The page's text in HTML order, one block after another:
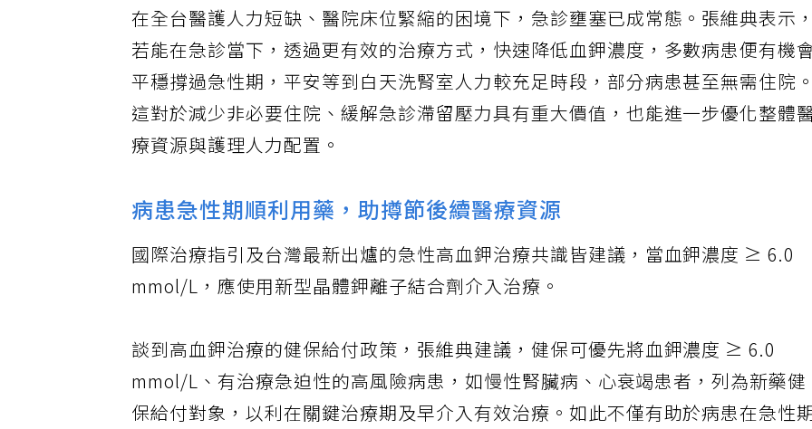
在全台醫護人力短缺、醫院床位緊縮的困境下，急診壅塞已成常態。張維典表示
若能在急診當下，透過更有效的治療方式，快速降低血鉀濃度，多數病患便有機
平穩撐過急性期，平安等到白天洗腎室人力較充足時段，部分病患甚至無需住院
這對於減少非必要住院、緩解急診滯留壓力具有重大價值，也能進一步優化整體
療資源與護理人力配置。
病患急性期順利用藥，助撙節後續醫療資源
國際治療指引及台灣最新出爐的急性高血鉀治療共識皆建議，當血鉀濃度 ≥ 6.0
mmol/L，應使用新型晶體鉀離子結合劑介入治療。
談到高血鉀治療的健保給付政策，張維典建議，健保可優先將血鉀濃度 ≥ 6.0
mmol/L、有治療急迫性的高風險病患，如慢性腎臟病、心衰竭患者，列為新藥健